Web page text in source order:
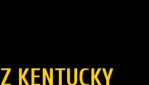
KENTUCKY